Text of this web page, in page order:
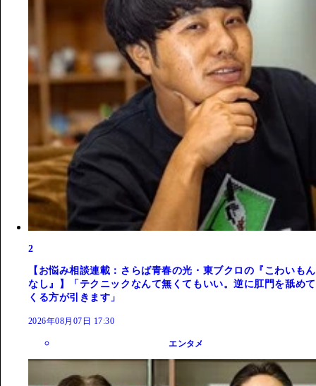
2
【お悩み相談連載：さらば青春の光・東ブクロの『こわいもん
なし』】「テクニックなんて無くてもいい。逆に肛門を舐めて
くる方が引きます」
2026年08月07日 17:30
エンタメ